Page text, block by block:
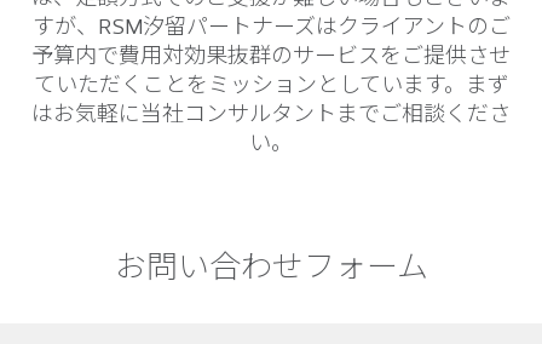
すが、RSM汐留パートナーズはクライアントのご
予算内で費用対効果抜群のサービスをご提供させ
ていただくことをミッションとしています。まず
はお気軽に当社コンサルタントまでご相談くださ
い。
お問い合わせフォーム